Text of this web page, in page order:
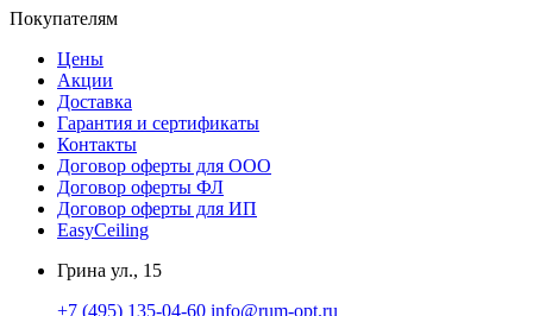
Покупателям
Цены
Акции
Доставка
Гарантия и сертификаты
Контакты
Договор оферты для ООО
Договор оферты ФЛ
Договор оферты для ИП
EasyCeiling
Грина ул., 15
+7 (495) 135-04-60 info@rum-opt.ru